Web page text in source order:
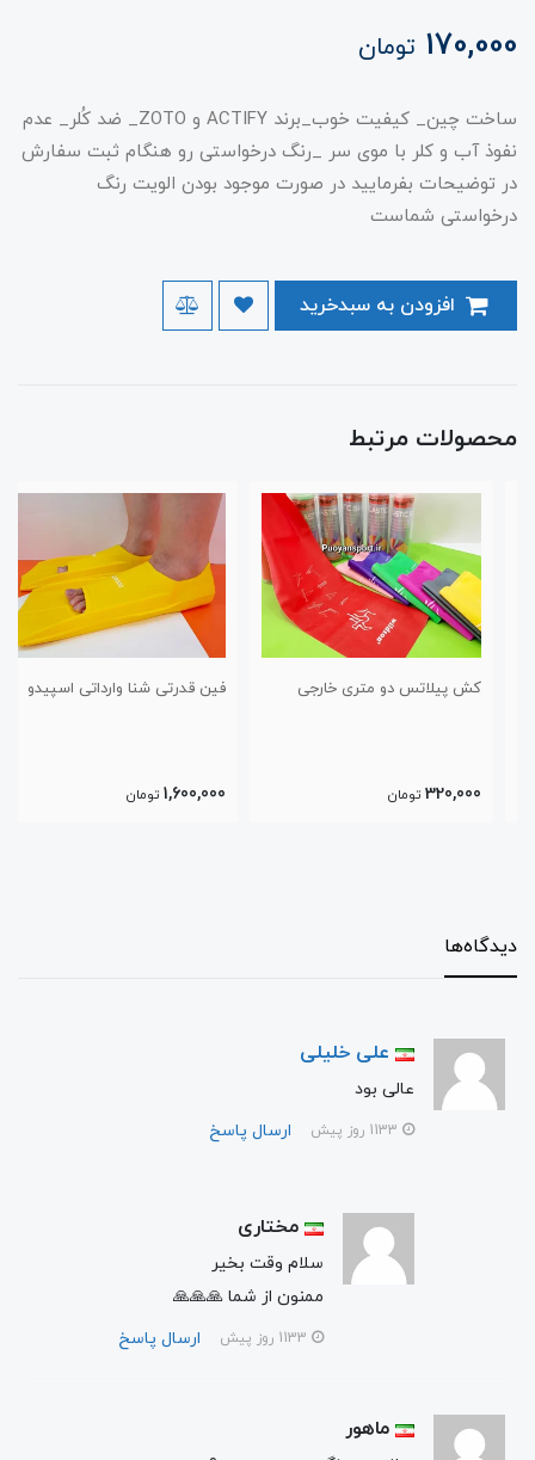
170,000 تومان
ساخت چین_ کیفیت خوب_برند ACTIFY و ZOTO_ ضد کُلر_ عدم
نفوذ آب و کلر با موی سر _رنگ درخواستی رو هنگام ثبت سفارش
در توضیحات بفرمایید در صورت موجود بودن الویت رنگ
درخواستی شماست
محصولات مرتبط
کش پیلاتس دو متری خارجی
320,000 تومان
فین قدرتی شنا وارداتی اسپیدو
1,600,000 تومان
دیدگاه‌ها
علی خلیلی
عالی بود
ارسال پاسخ
مختاری
سلام وقت بخیر
ممنون از شما 🙏🙏🙏
ارسال پاسخ
ماهور